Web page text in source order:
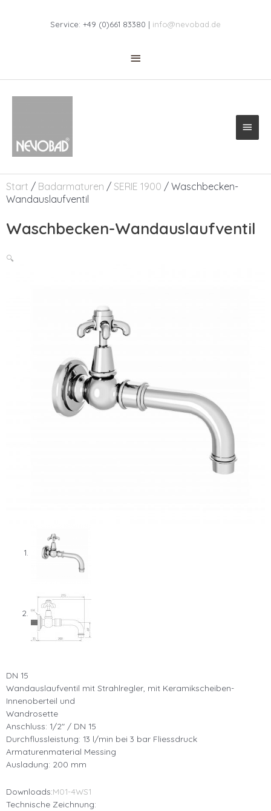
Service: +49 (0)661 83380 | info@nevobad.de
Header
Start / Badarmaturen / SERIE 1900 / Waschbecken-
Wandauslaufventil
Waschbecken-Wandauslaufventil
🔍
DN 15
Wandauslaufventil mit Strahlregler, mit Keramikscheiben-
Innenoberteil und
Wandrosette
Anschluss: 1/2″ / DN 15
Durchflussleistung: 13 l/min bei 3 bar Fliessdruck
Armaturenmaterial Messing
Ausladung: 200 mm
Downloads:M01-4WS1
Technische Zeichnung: